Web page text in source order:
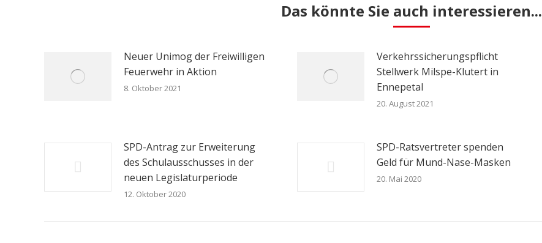
Das könnte Sie auch interessieren...
Neuer Unimog der Freiwilligen
Feuerwehr in Aktion
8. Oktober 2021
Verkehrssicherungspflicht
Stellwerk Milspe-Klutert in
Ennepetal
20. August 2021
SPD-Antrag zur Erweiterung
des Schulausschusses in der
neuen Legislaturperiode
12. Oktober 2020
SPD-Ratsvertreter spenden
Geld für Mund-Nase-Masken
20. Mai 2020